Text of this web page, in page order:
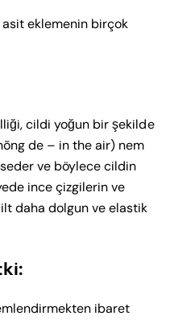
eklemenin birçok
cildi yoğun bir şekilde
de – in the air) nem
ve böylece cildin
ince çizgilerin ve
cilt daha dolgun ve elastik
ibaret